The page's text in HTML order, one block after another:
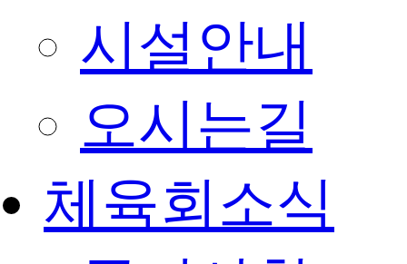
시설안내
오시는길
체육회소식